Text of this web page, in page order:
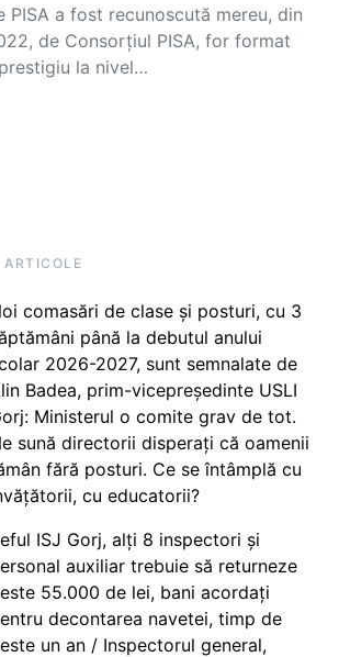
PISA a fost recunoscută mereu, din
de Consorțiul PISA, for format
la nivel…
comasări de clase și posturi, cu 3
până la debutul anului
2026-2027, sunt semnalate de
Badea, prim-vicepreședinte USLI
Ministerul o comite grav de tot.
sună directorii disperați că oamenii
fără posturi. Ce se întâmplă cu
cu educatorii?
ISJ Gorj, alți 8 inspectori și
auxiliar trebuie să returneze
55.000 de lei, bani acordați
decontarea navetei, timp de
un an / Inspectorul general,